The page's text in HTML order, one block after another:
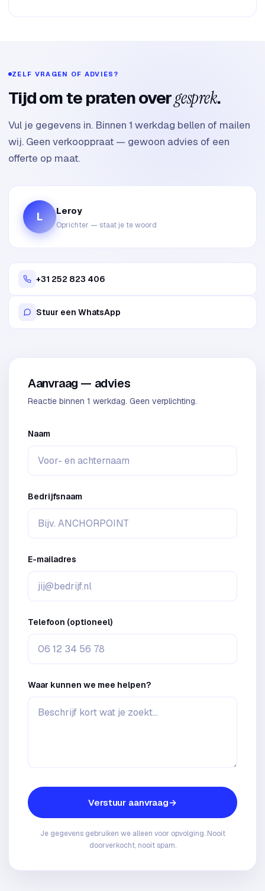
ZELF VRAGEN OF ADVIES?
Tijd om te praten overgesprek.
Vul je gegevens in. Binnen 1 werkdag bellen of mailen
wij. Geen verkooppraat — gewoon advies of een
offerte op maat.
L Leroy
Oprichter — staat je te woord
+31 252 823 406
Stuur een WhatsApp
Aanvraag — advies
Reactie binnen 1 werkdag. Geen verplichting.
Naam
Bedrijfsnaam
E-mailadres
Telefoon (optioneel)
Waar kunnen we mee helpen?
Verstuur aanvraag
Je gegevens gebruiken we alleen voor opvolging. Nooit
doorverkocht, nooit spam.